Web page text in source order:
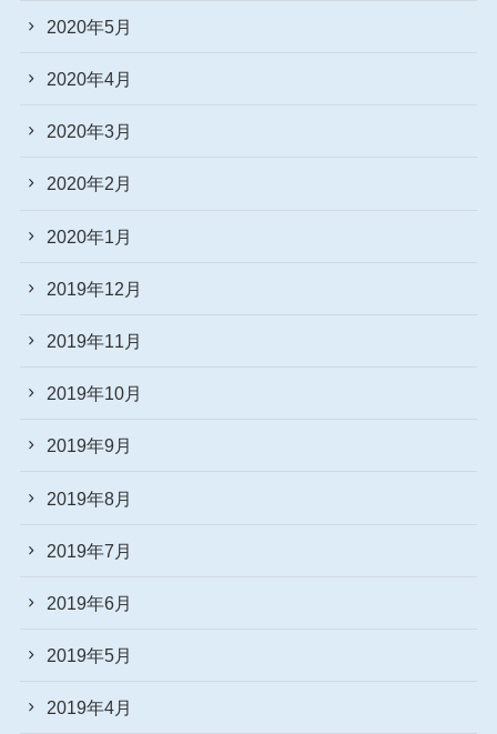
2020年5月
2020年4月
2020年3月
2020年2月
2020年1月
2019年12月
2019年11月
2019年10月
2019年9月
2019年8月
2019年7月
2019年6月
2019年5月
2019年4月